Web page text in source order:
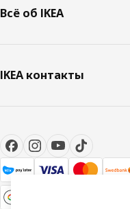
Всё об IKEA
IKEA контакты